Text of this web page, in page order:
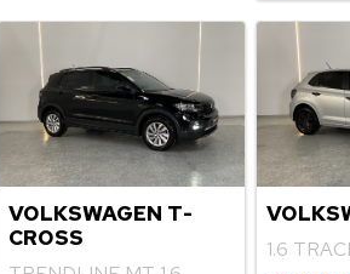
VOLKSWAGEN T-
CROSS
1.6